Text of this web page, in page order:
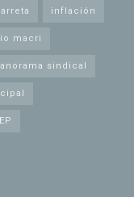
inflación
macri
sindical